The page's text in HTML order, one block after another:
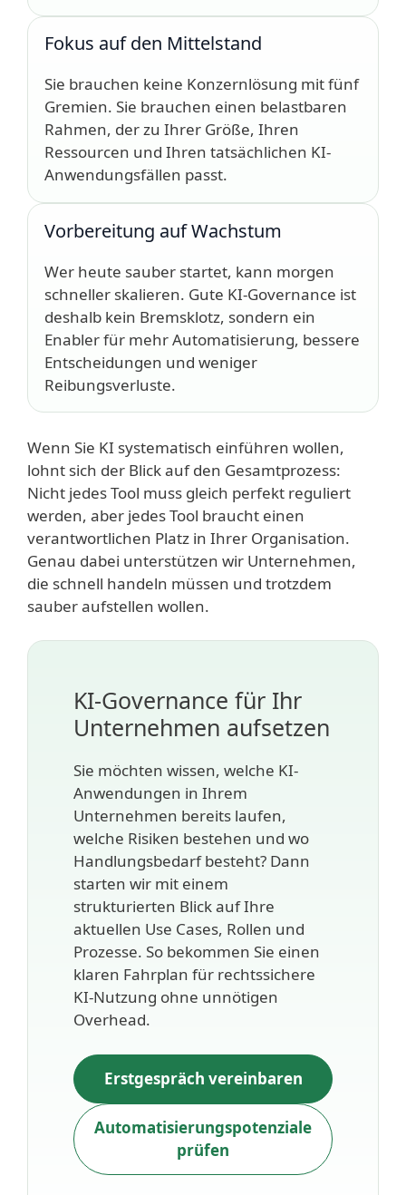
Fokus auf den Mittelstand
Sie brauchen keine Konzernlösung mit fünf
Gremien. Sie brauchen einen belastbaren
Rahmen, der zu Ihrer Größe, Ihren
Ressourcen und Ihren tatsächlichen KI-
Anwendungsfällen passt.
Vorbereitung auf Wachstum
Wer heute sauber startet, kann morgen
schneller skalieren. Gute KI-Governance ist
deshalb kein Bremsklotz, sondern ein
Enabler für mehr Automatisierung, bessere
Entscheidungen und weniger
Reibungsverluste.
Wenn Sie KI systematisch einführen wollen,
lohnt sich der Blick auf den Gesamtprozess:
Nicht jedes Tool muss gleich perfekt reguliert
werden, aber jedes Tool braucht einen
verantwortlichen Platz in Ihrer Organisation.
Genau dabei unterstützen wir Unternehmen,
die schnell handeln müssen und trotzdem
sauber aufstellen wollen.
KI-Governance für Ihr
Unternehmen aufsetzen
Sie möchten wissen, welche KI-
Anwendungen in Ihrem
Unternehmen bereits laufen,
welche Risiken bestehen und wo
Handlungsbedarf besteht? Dann
starten wir mit einem
strukturierten Blick auf Ihre
aktuellen Use Cases, Rollen und
Prozesse. So bekommen Sie einen
klaren Fahrplan für rechtssichere
KI-Nutzung ohne unnötigen
Overhead.
Erstgespräch vereinbaren
Automatisierungspotenziale
prüfen